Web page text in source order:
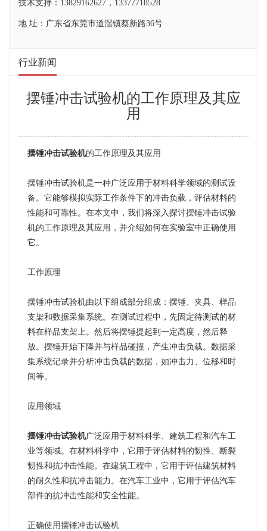
技术支持：13829162627，13377718528
地 址：广东省东莞市道滘镇蔡新路36号
行业新闻
摆锤冲击试验机的工作原理及其应
用
摆锤冲击试验机的工作原理及其应用
摆锤冲击试验机是一种广泛应用于材料科学领域的测试设
备。它能够模拟实际工作条件下的冲击负载，评估材料的
性能和可靠性。在本文中，我们将深入探讨摆锤冲击试验
机的工作原理及其应用，并介绍如何在实验室中正确使用
它。
工作原理
摆锤冲击试验机由以下组成部分组成：摆锤、夹具、样品
支架和数据采集系统。在测试过程中，先固定待测试的材
料在样品支架上。然后将摆锤提起到一定高度，然后释
放。摆锤开始下降并与样品碰撞，产生冲击负载。数据采
集系统记录并分析冲击负载的数据，如冲击力、位移和时
间等。
应用领域
摆锤冲击试验机广泛应用于材料科学、建筑工程和汽车工
业等领域。在材料科学中，它用于评估材料的韧性、断裂
韧性和抗冲击性能。在建筑工程中，它用于评估建筑材料
的耐久性和抗冲击能力。在汽车工业中，它用于评估汽车
部件的抗冲击性能和安全性能。
正确使用摆锤冲击试验机